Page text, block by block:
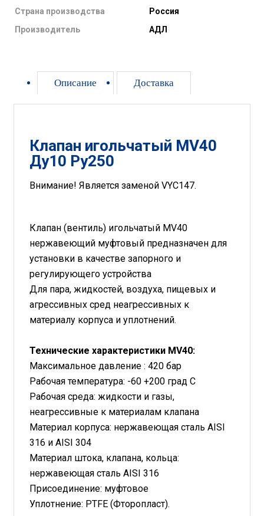
Страна производства
Россия
Производитель
АДЛ
Описание Доставка
Клапан игольчатый MV40
Ду10 Ру250
Внимание! Является заменой VYC147.
Клапан (вентиль) игольчатый MV40
нержавеющий муфтовый предназначен для
установки в качестве запорного и
регулирующего устройства
Для пара, жидкостей, воздуха, пищевых и
агрессивных сред неагрессивных к
материалу корпуса и уплотнений.
Технические характеристики MV40:
Максимальное давление : 420 бар
Рабочая температура: -60 +200 град С
Рабочая среда: жидкости и газы,
неагрессивные к материалам клапана
Материал корпуса: нержавеющая сталь AISI
316 и AISI 304
Материал штока, клапана, кольца:
нержавеющая сталь AISI 316
Присоединение: муфтовое
Уплотнение: PTFE (Фторопласт).